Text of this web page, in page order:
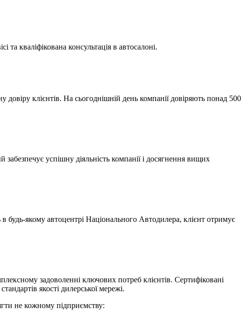
та кваліфікована консультація в автосалоні.
клієнтів. На сьогоднішній день компанії довіряють понад 500
успішну діяльність компанії і досягнення вищих
будь-якому автоцентрі Національного Автодилера, клієнт отримує
задоволенні ключових потреб клієнтів. Сертифіковані
якості дилерської мережі.
не кожному підприємству: